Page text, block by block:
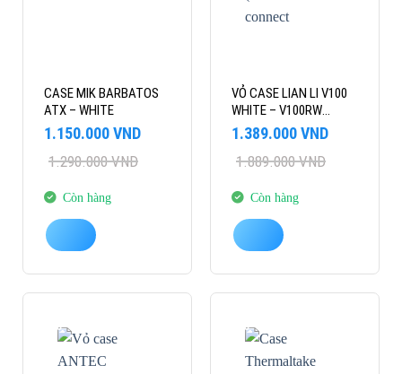
CASE MIK BARBATOS
ATX – WHITE
1.290.000VND
Giá
là:
1.150.000VND
Giá
tại
1.150.000 VND.
Còn hàng
VỎ CASE LIAN LI V100
WHITE – V100RW
(ATX/BACK CONNECT
1.889.000VND
Giá
là:
1.389.000VND
Giá
tại
1.389.000 VND.
Còn hàng
-32% -20%